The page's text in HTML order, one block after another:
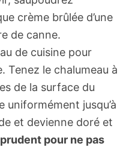
crème brûlée d’une
de canne.
de cuisine pour
Tenez le chalumeau à
de la surface du
uniformément jusqu’à
et devienne doré et
pour ne pas